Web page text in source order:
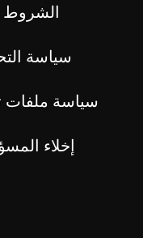
الشروط
سياسة
سياسة ملفات
إخلاء